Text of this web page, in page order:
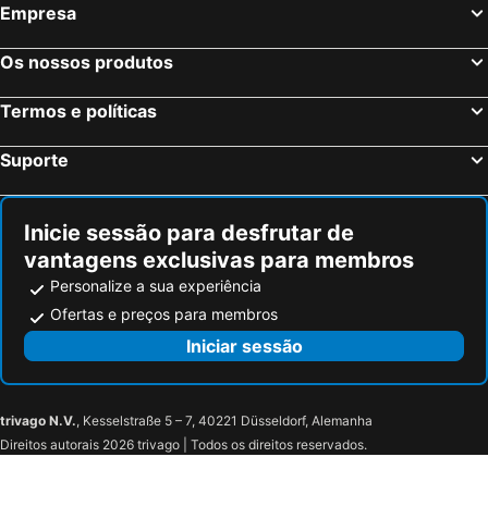
Coral Villas La Quinta
Hotel Aguere
Hotel Emblemático La Casa De La Camelia
Hotel Las Cañadas
Herosa Vacacional
Haciendas del Valle - Las Kentias
Villa La Perla
Empresa
Os nossos produtos
Termos e políticas
Suporte
Inicie sessão para desfrutar de
vantagens exclusivas para membros
Personalize a sua experiência
Ofertas e preços para membros
Iniciar sessão
trivago N.V., Kesselstraße 5 – 7, 40221 Düsseldorf, Alemanha
Direitos autorais 2026 trivago | Todos os direitos reservados.